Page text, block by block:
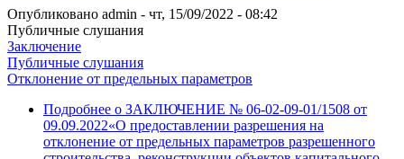
Опубликовано admin - чт, 15/09/2022 - 08:42
Публичные слушания
Заключение
Публичные слушания
Отклонение от предельных параметров
Подробнее о ЗАКЛЮЧЕНИЕ № 06-02-09-01/1508 от
09.09.2022«О предоставлении разрешения на
отклонение от предельных параметров разрешенного